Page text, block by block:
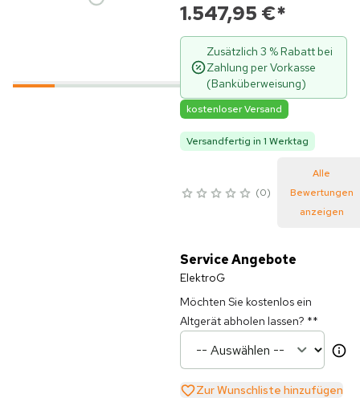
1.547,95 €*
Zusätzlich 3 % Rabatt bei
Zahlung per Vorkasse
(Banküberweisung)
kostenloser Versand
Versandfertig in 1 Werktag
0
Alle
Bewertungen
anzeigen
Service Angebote
ElektroG
Möchten Sie kostenlos ein
Altgerät abholen lassen? **
Zur Wunschliste hinzufügen